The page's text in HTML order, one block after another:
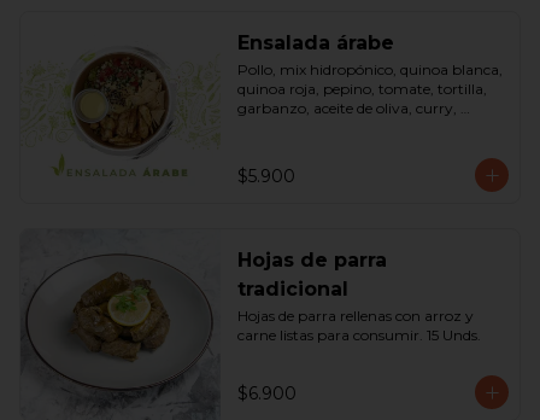
Ensalada árabe
Pollo, mix hidropónico, quinoa blanca,
quinoa roja, pepino, tomate, tortilla,
garbanzo, aceite de oliva, curry,
Bowl.
$5.900
Hojas de parra
tradicional
Hojas de parra rellenas con arroz y
carne listas para consumir. 15 Unds.
$6.900